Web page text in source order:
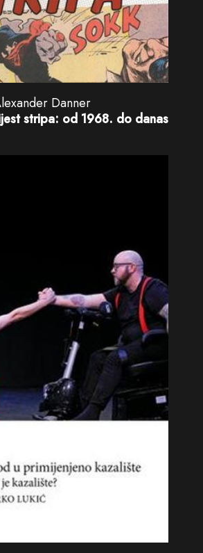
Danner
stripa: od 1968. do danas